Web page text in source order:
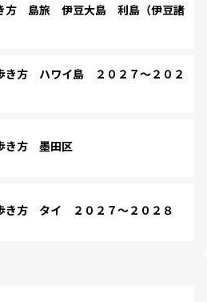
方 島旅 伊豆大島 利島（伊豆諸
き方 ハワイ島 ２０２７～２０２
き方 墨田区
き方 タイ ２０２７～２０２８